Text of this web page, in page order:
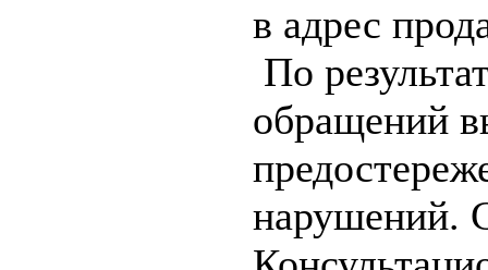
в адрес
По
обращений
нарушений.